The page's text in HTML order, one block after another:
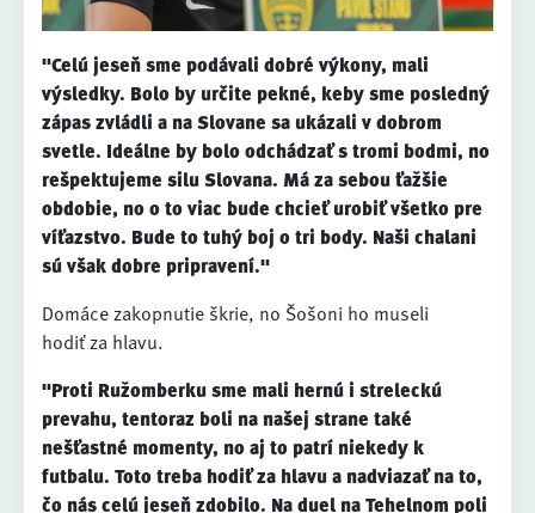
"Celú jeseň sme podávali dobré výkony, mali
výsledky. Bolo by určite pekné, keby sme posledný
zápas zvládli a na Slovane sa ukázali v dobrom
svetle. Ideálne by bolo odchádzať s tromi bodmi, no
rešpektujeme silu Slovana. Má za sebou ťažšie
obdobie, no o to viac bude chcieť urobiť všetko pre
víťazstvo. Bude to tuhý boj o tri body. Naši chalani
sú však dobre pripravení."
Domáce zakopnutie škrie, no Šošoni ho museli
hodiť za hlavu.
"Proti Ružomberku sme mali hernú i streleckú
prevahu, tentoraz boli na našej strane také
nešťastné momenty, no aj to patrí niekedy k
futbalu. Toto treba hodiť za hlavu a nadviazať na to,
čo nás celú jeseň zdobilo. Na duel na Tehelnom poli